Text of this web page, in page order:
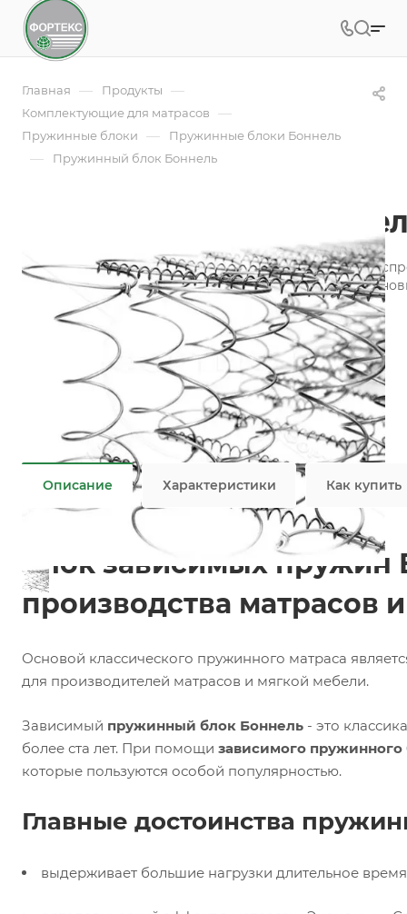
Главная — Продукты —
Комплектующие для матрасов —
Пружинные блоки — Пружинные блоки Боннель
— Пружинный блок Боннель
Пружинный блок
Пружинный блок Боннель (Bonnel) - это наиболее
производства матрасов используемый в качестве
Подробности
Заказать
Задать вопрос
Возможны дополнительные опции
Не является публичной офертой
Описание Характеристики Как купить
Блок зависимых пружин
производства матрасов
Основой классического пружинного матраса
для производителей матрасов и мягкой мебели.
Зависимый пружинный блок Боннель - это
более ста лет. При помощи зависимого пружинного
которые пользуются особой популярностью.
Главные достоинства
выдерживает большие нагрузки длительное